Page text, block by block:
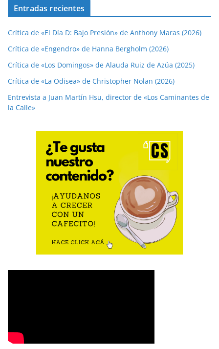
Entradas recientes
Crítica de «El Día D: Bajo Presión» de Anthony Maras (2026)
Crítica de «Engendro» de Hanna Bergholm (2026)
Crítica de «Los Domingos» de Alauda Ruiz de Azúa (2025)
Crítica de «La Odisea» de Christopher Nolan (2026)
Entrevista a Juan Martín Hsu, director de «Los Caminantes de
la Calle»